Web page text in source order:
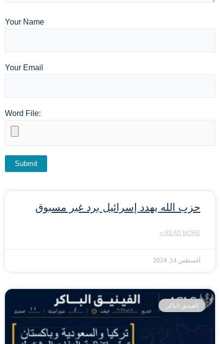
Your Name
Your Email
Word File:
حزب الله يهدد إسرائيل برد غير مسبوق
READ MORE »
أغسطس 14, 2024
الفينيق الباكر